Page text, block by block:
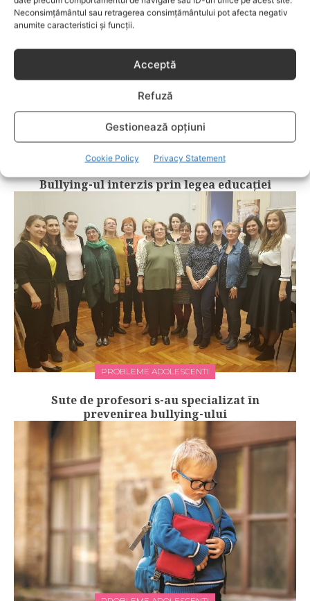
Neconsimțământul sau retragerea consimțământului pot afecta negativ
anumite caracteristici și funcții.
Acceptă
Refuză
Gestionează opțiuni
Cookie Policy Privacy Statement
PROBLEME ADOLESCENTI
Bullying-ul interzis prin legea educaţiei
PROBLEME ADOLESCENTI
Sute de profesori s-au specializat în
prevenirea bullying-ului